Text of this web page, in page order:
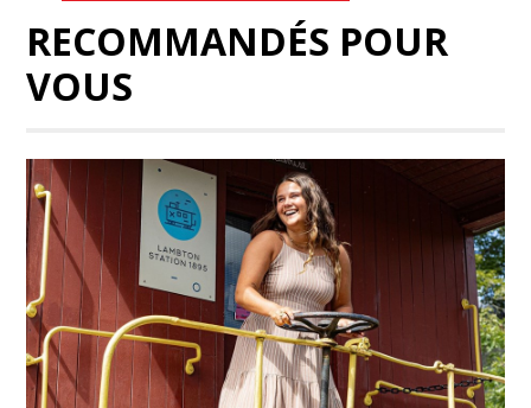
RECOMMANDÉS POUR
VOUS